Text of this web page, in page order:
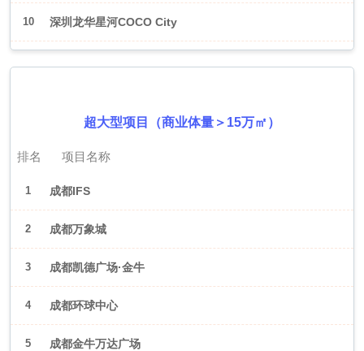
10 深圳龙华星河COCO City
超大型项目（商业体量＞15万㎡）
排名 项目名称
1 成都IFS
2 成都万象城
3 成都凯德广场·金牛
4 成都环球中心
5 成都金牛万达广场